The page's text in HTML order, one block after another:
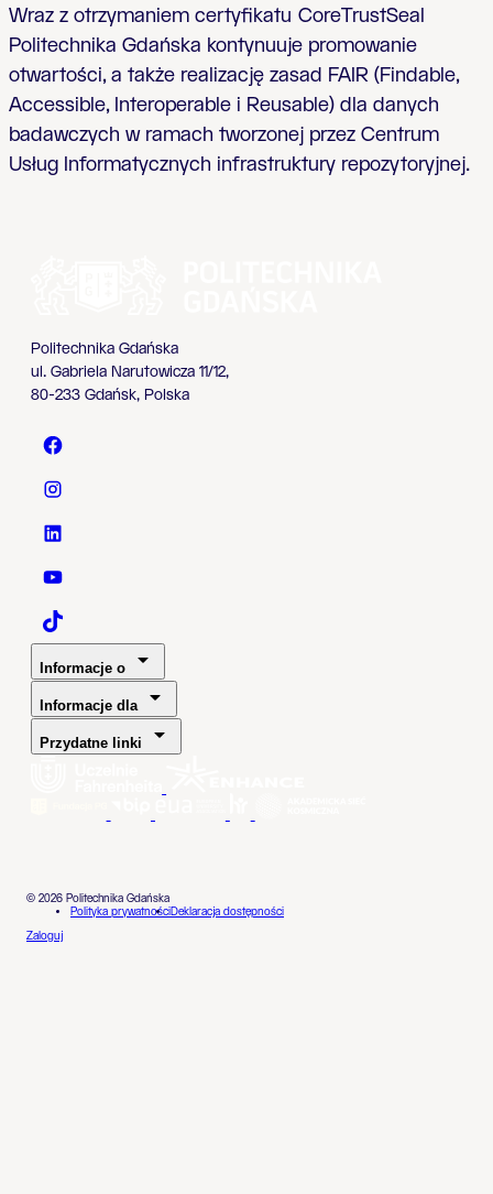
Wraz z otrzymaniem certyfikatu CoreTrustSeal
Politechnika Gdańska kontynuuje promowanie
otwartości, a także realizację zasad FAIR (Findable,
Accessible, Interoperable i Reusable) dla danych
badawczych w ramach tworzonej przez Centrum
Usług Informatycznych infrastruktury repozytoryjnej.
Politechnika Gdańska
ul. Gabriela Narutowicza 11/12,
80-233 Gdańsk, Polska
Politechnika Gdańska - Facebook
Politechnika Gdańska - Instagram
Politechnika Gdańska - LinkedIn
Politechnika Gdańska - YouTube
Politechnika Gdańska - TaikTok
Informacje o
Informacje dla
Przydatne linki
© 2026 Politechnika Gdańska
Polityka prywatnościDeklaracja dostępności
Zaloguj